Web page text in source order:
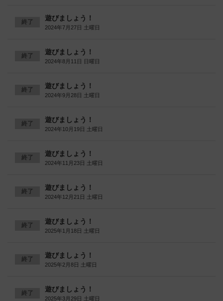
終了 遊びましょう！
2024年7月27日 土曜日
終了 遊びましょう！
2024年8月11日 日曜日
終了 遊びましょう！
2024年9月28日 土曜日
終了 遊びましょう！
2024年10月19日 土曜日
終了 遊びましょう！
2024年11月23日 土曜日
終了 遊びましょう！
2024年12月21日 土曜日
終了 遊びましょう！
2025年1月18日 土曜日
終了 遊びましょう！
2025年2月8日 土曜日
終了 遊びましょう！
2025年3月29日 土曜日